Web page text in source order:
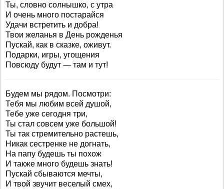
Ты, словно солнышко, с утра
И очень много постарайся
Удачи встретить и добра!
Твои желанья в День рожденья
Пускай, как в сказке, оживут.
Подарки, игры, угощения
Повсюду будут — там и тут!
Будем мы рядом. Посмотри:
Тебя мы любим всей душой,
Тебе уже сегодня три,
Ты стал совсем уже большой!
Ты так стремительно растешь,
Никак сестренке не догнать,
На папу будешь ты похож
И также много будешь знать!
Пускай сбываются мечты,
И твой звучит веселый смех,